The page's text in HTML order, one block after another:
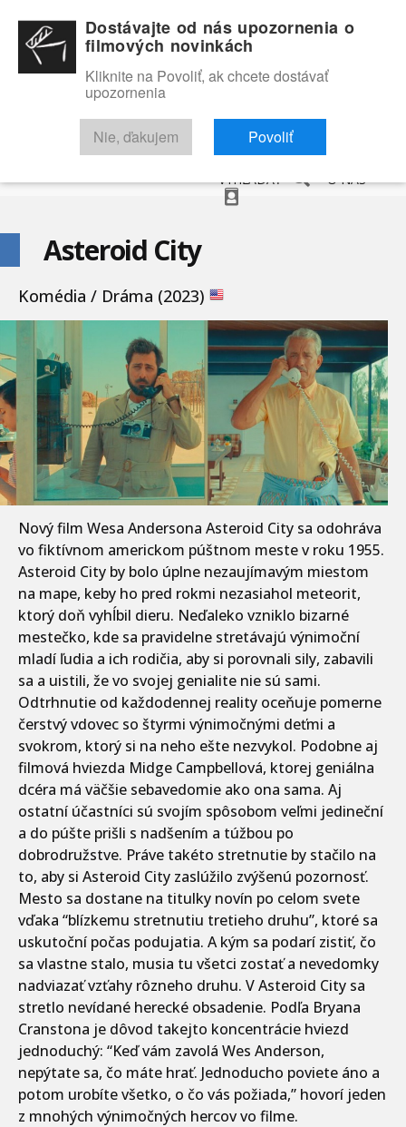
RECENZIE TRAILERY FILMOVÁ DATABÁZA
VYHĽADAŤ O NÁS
Asteroid City
Komédia / Dráma (2023)
Nový film Wesa Andersona Asteroid City sa odohráva
vo fiktívnom americkom púštnom meste v roku 1955.
Asteroid City by bolo úplne nezaujímavým miestom
na mape, keby ho pred rokmi nezasiahol meteorit,
ktorý doň vyhĺbil dieru. Neďaleko vzniklo bizarné
mestečko, kde sa pravidelne stretávajú výnimoční
mladí ľudia a ich rodičia, aby si porovnali sily, zabavili
sa a uistili, že vo svojej genialite nie sú sami.
Odtrhnutie od každodennej reality oceňuje pomerne
čerstvý vdovec so štyrmi výnimočnými deťmi a
svokrom, ktorý si na neho ešte nezvykol. Podobne aj
filmová hviezda Midge Campbellová, ktorej geniálna
dcéra má väčšie sebavedomie ako ona sama. Aj
ostatní účastníci sú svojím spôsobom veľmi jedineční
a do púšte prišli s nadšením a túžbou po
dobrodružstve. Práve takéto stretnutie by stačilo na
to, aby si Asteroid City zaslúžilo zvýšenú pozornosť.
Mesto sa dostane na titulky novín po celom svete
vďaka “blízkemu stretnutiu tretieho druhu”, ktoré sa
uskutoční počas podujatia. A kým sa podarí zistiť, čo
sa vlastne stalo, musia tu všetci zostať a nevedomky
nadviazať vzťahy rôzneho druhu. V Asteroid City sa
stretlo nevídané herecké obsadenie. Podľa Bryana
Cranstona je dôvod takejto koncentrácie hviezd
jednoduchý: “Keď vám zavolá Wes Anderson,
nepýtate sa, čo máte hrať. Jednoducho poviete áno a
potom urobíte všetko, o čo vás požiada,” hovorí jeden
z mnohých výnimočných hercov vo filme.
Dostávajte od nás upozornenia o
filmových novinkách
Kliknite na Povoliť, ak chcete dostávať
upozornenia
Nie, ďakujem Povoliť